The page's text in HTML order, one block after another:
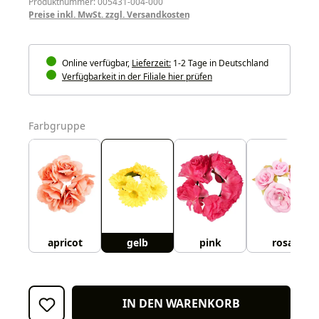
Preise inkl. MwSt. zzgl. Versandkosten
Online verfügbar, Lieferzeit: 1-2 Tage in Deutschland
Verfügbarkeit in der Filiale hier prüfen
Farbgruppe
apricot gelb pink rosa
IN DEN WARENKORB